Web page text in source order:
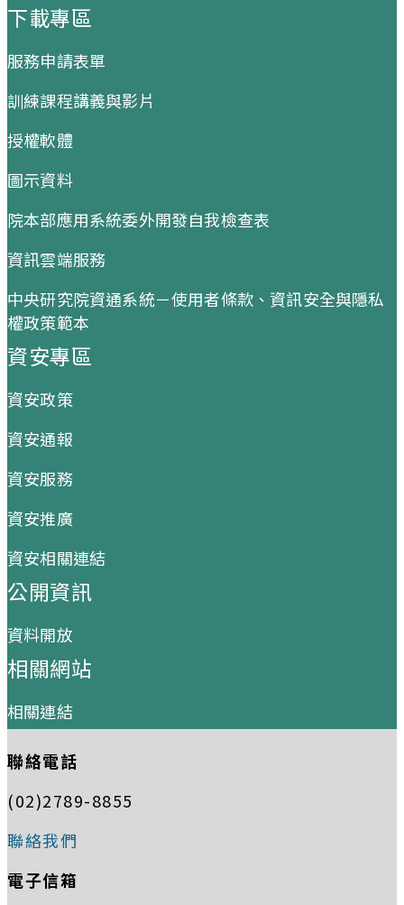
下載專區
服務申請表單
訓練課程講義與影片
授權軟體
圖示資料
院本部應用系統委外開發自我檢查表
資訊雲端服務
中央研究院資通系統－使用者條款、資訊安全與隱私
權政策範本
資安專區
資安政策
資安通報
資安服務
資安推廣
資安相關連結
公開資訊
資料開放
相關網站
相關連結
聯絡電話
(02)2789-8855
聯絡我們
電子信箱